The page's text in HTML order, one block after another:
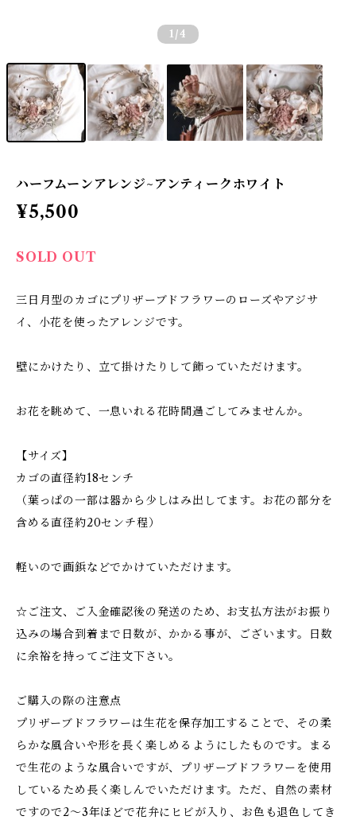
1 /4
ハーフムーンアレンジ~アンティークホワイト
¥5,500
SOLD OUT
三日月型のカゴにプリザーブドフラワーのローズやアジサ
イ、小花を使ったアレンジです。
壁にかけたり、立て掛けたりして飾っていただけます。
お花を眺めて、一息いれる花時間過ごしてみませんか。
【サイズ】
カゴの直径約18センチ
（葉っぱの一部は器から少しはみ出してます。お花の部分を
含める直径約20センチ程）
軽いので画鋲などでかけていただけます。
☆ご注文、ご入金確認後の発送のため、お支払方法がお振り
込みの場合到着まで日数が、かかる事が、ございます。日数
に余裕を持ってご注文下さい。
ご購入の際の注意点
プリザーブドフラワーは生花を保存加工することで、その柔
らかな風合いや形を長く楽しめるようにしたものです。まる
で生花のような風合いですが、プリザーブドフラワーを使用
しているため長く楽しんでいただけます。ただ、自然の素材
ですので2～3年ほどで花弁にヒビが入り、お色も退色してき